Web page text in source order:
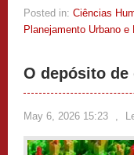
Posted in: Ciências
Planejamento Urbano e
O depósito de
May 6, 2026 15:23 ,